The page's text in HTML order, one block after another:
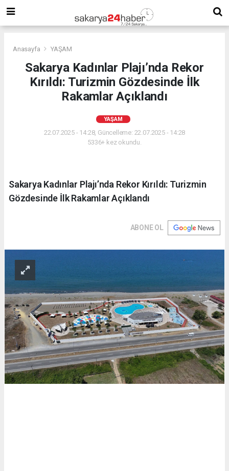
Anasayfa YAŞAM
Sakarya Kadınlar Plajı’nda Rekor
Kırıldı: Turizmin Gözdesinde İlk
Rakamlar Açıklandı
YAŞAM
22.07.2025 - 14:28, Güncelleme: 22.07.2025 - 14:28
5336+ kez okundu.
Sakarya Kadınlar Plajı’nda Rekor Kırıldı: Turizmin
Gözdesinde İlk Rakamlar Açıklandı
ABONE OL